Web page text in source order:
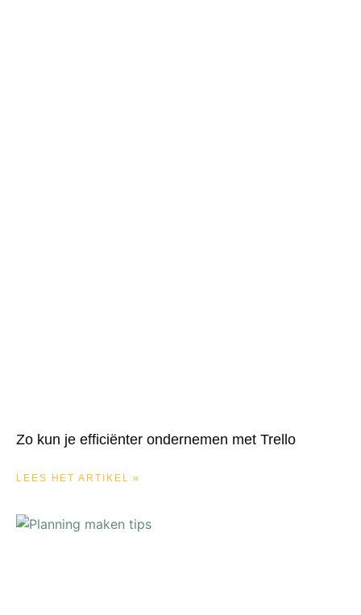
Zo kun je efficiënter ondernemen met Trello
LEES HET ARTIKEL »